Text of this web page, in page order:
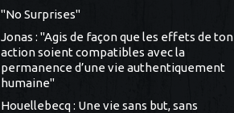
"No Surprises"
Jonas : "Agis de façon que les effets de ton
action soient compatibles avec la
permanence d’une vie authentiquement
humaine"
Houellebecq : Une vie sans but, sans